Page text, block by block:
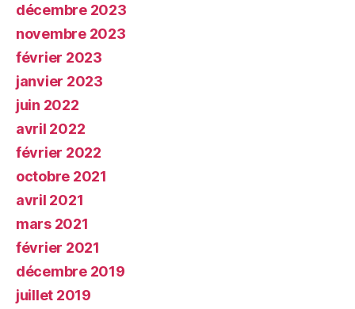
décembre 2023
novembre 2023
février 2023
janvier 2023
juin 2022
avril 2022
février 2022
octobre 2021
avril 2021
mars 2021
février 2021
décembre 2019
juillet 2019